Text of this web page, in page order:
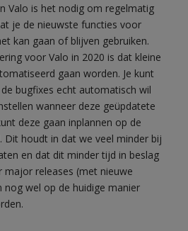
Valo is het nodig om regelmatig
je de nieuwste functies voor
kan gaan of blijven gebruiken.
voor Valo in 2020 is dat kleine
gaan worden. Je kunt
bugfixes echt automatisch wil
wanneer deze geüpdatete
deze gaan inplannen op de
houdt in dat we veel minder bij
en dat dit minder tijd in beslag
major releases (met nieuwe
wel op de huidige manier